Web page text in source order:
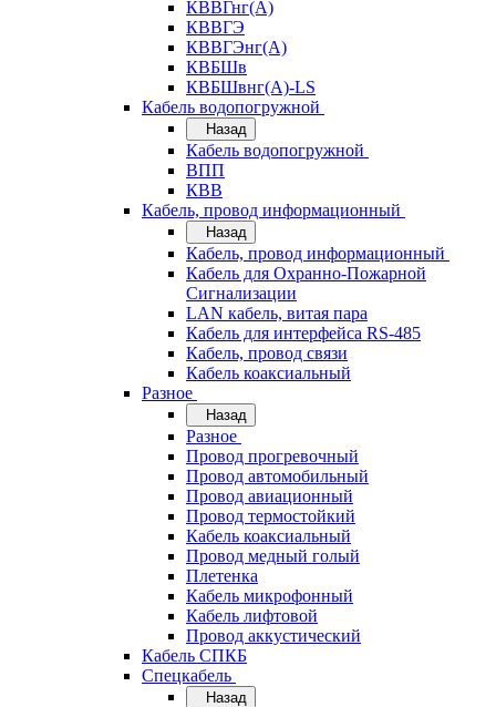
КВВГнг(А)
КВВГЭ
КВВГЭнг(А)
КВБШв
КВБШвнг(А)-LS
Кабель водопогружной
Назад
Кабель водопогружной
ВПП
КВВ
Кабель, провод информационный
Назад
Кабель, провод информационный
Кабель для Охранно-Пожарной
Сигнализации
LAN кабель, витая пара
Кабель для интерфейса RS-485
Кабель, провод связи
Кабель коаксиальный
Разное
Назад
Разное
Провод прогревочный
Провод автомобильный
Провод авиационный
Провод термостойкий
Кабель коаксиальный
Провод медный голый
Плетенка
Кабель микрофонный
Кабель лифтовой
Провод аккустический
Кабель СПКБ
Спецкабель
Назад